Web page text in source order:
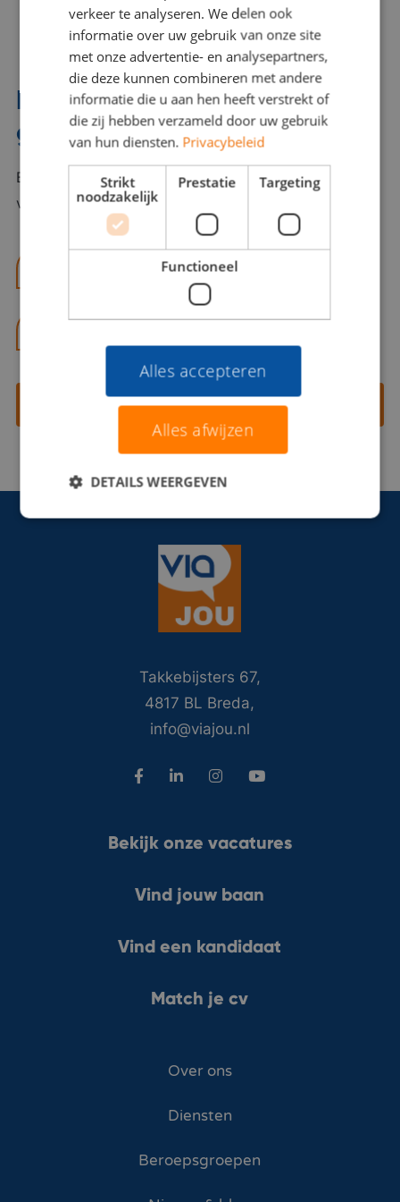
Interesse? Benno helpt je
graag verder!
Bel of mail Benno met al jouw vragen. Benno staat
voor je klaar en helpt je graag!
benno@viajou.nl
Contact opnemen
Takkebijsters 67,
4817 BL Breda,
info@viajou.nl
Bekijk onze vacatures
Vind jouw baan
Vind een kandidaat
Match je cv
Over ons
Diensten
Beroepsgroepen
verkeer te analyseren. We delen ook
informatie over uw gebruik van onze site
met onze advertentie- en analysepartners,
die deze kunnen combineren met andere
informatie die u aan hen heeft verstrekt of
die zij hebben verzameld door uw gebruik
van hun diensten. Privacybeleid
Strikt
noodzakelijk
Prestatie Targeting
Functioneel
Alles accepteren
Alles afwijzen
DETAILS WEERGEVEN